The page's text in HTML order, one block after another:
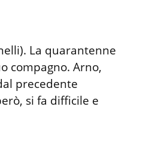
La quarantenne
compagno. Arno,
precedente
si fa difficile e